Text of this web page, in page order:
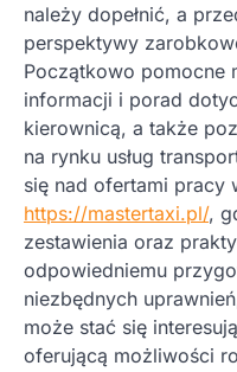
należy dopełnić, a
perspektywy
Początkowo pomocne
informacji i porad
kierownicą, a także
na rynku usług
się nad ofertami pracy
https://mastertaxi.pl/,
zestawienia oraz
odpowiedniemu
niezbędnych
może stać się
oferującą możliwości